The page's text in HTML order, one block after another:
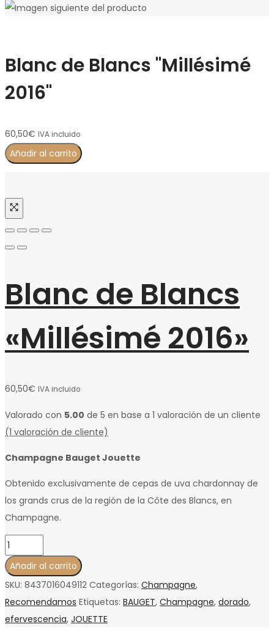
Blanc de Blancs "Millésimé
2016"
60,50€ IVA incluido
Añadir al carrito
Blanc de Blancs
«Millésimé 2016»
60,50€ IVA incluido
Valorado con 5.00 de 5 en base a 1 valoración de un cliente
(1 valoración de cliente)
Champagne Bauget Jouette
Obtenido exclusivamente de cepas de uva chardonnay de
los grands crus de la región de la Côte des Blancs, en
Champagne.
Blanc
de
Blancs
Añadir al carrito
SKU: 8437016049112 Categorías: Champagne,
Recomendamos Etiquetas: BAUGET, Champagne, dorado,
efervescencia, JOUETTE